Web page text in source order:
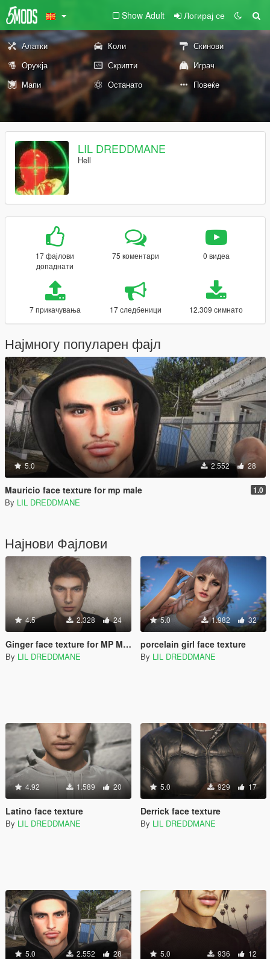
Show Adult Логирај се
Алатки Коли
Скинови
Оружја
Скрипти
Играч
Мапи
Останато Повеќе
LIL DREDDMANE
Hell
17 фајлови
допаднати
75 коментари 0 видеа
7 прикачувања 17 следбеници 12.309 симнато
Најмногу популарен фајл
5.0 2.552 28
Mauricio face texture for mp male 1.0
By LIL DREDDMANE
Најнови Фајлови
4.5 2.328 24
Ginger face texture for MP Male
By LIL DREDDMANE
5.0 1.982 32
porcelain girl face texture
By LIL DREDDMANE
4.92 1.589 20
Latino face texture
By LIL DREDDMANE
5.0 929 17
Derrick face texture
By LIL DREDDMANE
5.0 2.552 28 5.0 936 12